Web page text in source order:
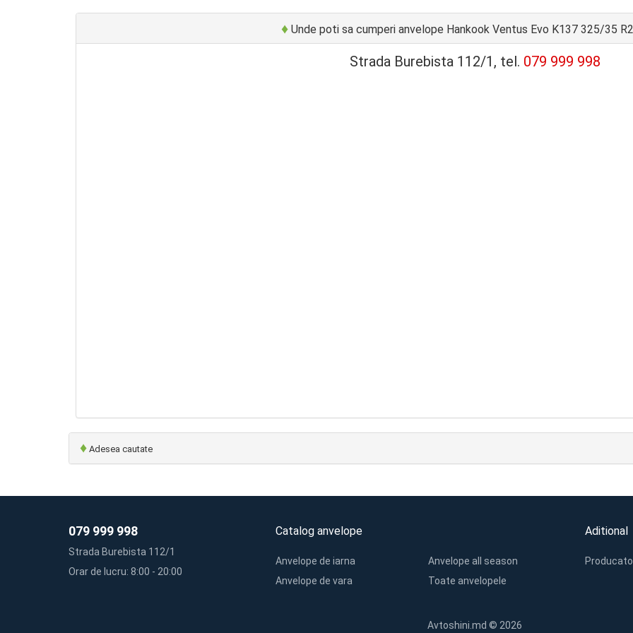
♦ Unde poti sa cumperi anvelope Hankook Ventus Evo K137 325/35
Strada Burebista 112/1, tel. 079 999 998
♦ Adesea cautate
079 999 998
Strada Burebista 112/1
Orar de lucru: 8:00 - 20:00
Catalog anvelope
Anvelope de iarna
Anvelope de vara
Anvelope all season
Toate anvelopele
Aditional
Avtoshini.md © 2026